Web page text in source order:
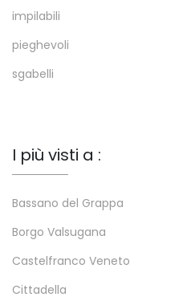
impilabili
pieghevoli
sgabelli
I più visti a :
Bassano del Grappa
Borgo Valsugana
Castelfranco Veneto
Cittadella